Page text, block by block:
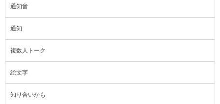
通知音
通知
複数人トーク
絵文字
知り合いかも